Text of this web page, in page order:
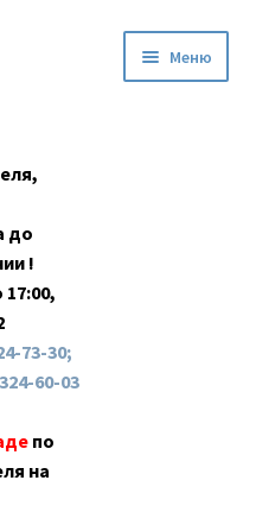
до
!
73-30;
60-03
по
на
Меню